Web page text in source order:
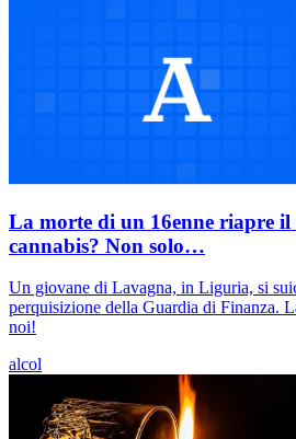
La morte di un 16enne riapre
cannabis? Non solo…
Un giovane di Lavagna, in Liguria, si
perquisizione della Guardia di Finanza.
noi!
alcol